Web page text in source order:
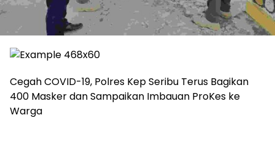
Cegah COVID-19, Polres Kep Seribu Terus Bagikan
400 Masker dan Sampaikan Imbauan ProKes ke
Warga